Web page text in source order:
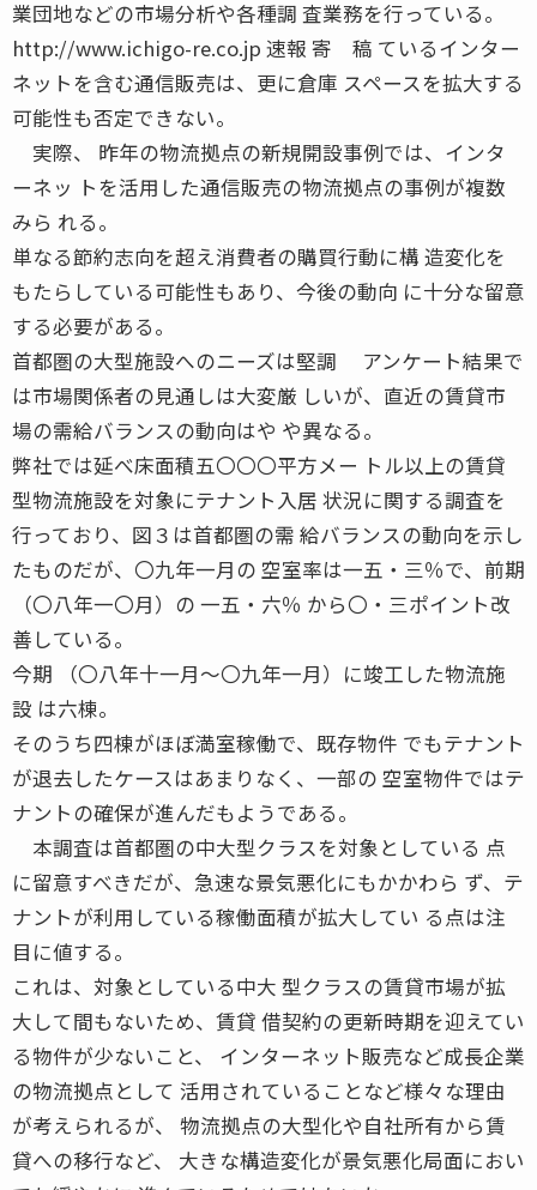
業団地などの市場分析や各種調 査業務を行っている。
http://www.ichigo-re.co.jp 速報 寄 稿 ているインター
ネットを含む通信販売は、更に倉庫 スペースを拡大する
可能性も否定できない。
実際、 昨年の物流拠点の新規開設事例では、インタ
ーネッ トを活用した通信販売の物流拠点の事例が複数
みら れる。
単なる節約志向を超え消費者の購買行動に構 造変化を
もたらしている可能性もあり、今後の動向 に十分な留意
する必要がある。
首都圏の大型施設へのニーズは堅調 アンケート結果で
は市場関係者の見通しは大変厳 しいが、直近の賃貸市
場の需給バランスの動向はや や異なる。
弊社では延べ床面積五〇〇〇平方メー トル以上の賃貸
型物流施設を対象にテナント入居 状況に関する調査を
行っており、図３は首都圏の需 給バランスの動向を示し
たものだが、〇九年一月の 空室率は一五・三％で、前期
（〇八年一〇月）の 一五・六％ から〇・三ポイント改
善している。
今期 （〇八年十一月〜〇九年一月）に竣工した物流施
設 は六棟。
そのうち四棟がほぼ満室稼働で、既存物件 でもテナント
が退去したケースはあまりなく、一部の 空室物件ではテ
ナントの確保が進んだもようである。
本調査は首都圏の中大型クラスを対象としている 点
に留意すべきだが、急速な景気悪化にもかかわら ず、テ
ナントが利用している稼働面積が拡大してい る点は注
目に値する。
これは、対象としている中大 型クラスの賃貸市場が拡
大して間もないため、賃貸 借契約の更新時期を迎えてい
る物件が少ないこと、 インターネット販売など成長企業
の物流拠点として 活用されていることなど様々な理由
が考えられるが、 物流拠点の大型化や自社所有から賃
貸への移行など、 大きな構造変化が景気悪化局面におい